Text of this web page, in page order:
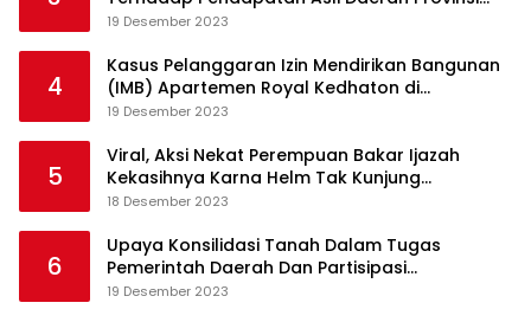
Jambi
19 Desember 2023
4
Kasus Pelanggaran Izin Mendirikan Bangunan
(IMB) Apartemen Royal Kedhaton di
Yogyakarta
19 Desember 2023
5
Viral, Aksi Nekat Perempuan Bakar Ijazah
Kekasihnya Karna Helm Tak Kunjung
Dikembalikan
18 Desember 2023
6
Upaya Konsilidasi Tanah Dalam Tugas
Pemerintah Daerah Dan Partisipasi
Masyarakat
19 Desember 2023